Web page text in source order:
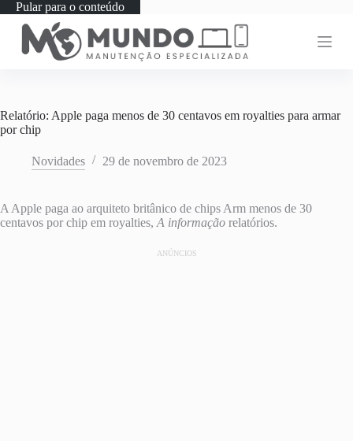
Pular para o conteúdo
Relatório: Apple paga menos de 30 centavos em royalties para armar
por chip
Novidades 29 de novembro de 2023
A Apple paga ao arquiteto britânico de chips Arm menos de 30
centavos por chip em royalties, A informação relatórios.
ANÚNCIOS